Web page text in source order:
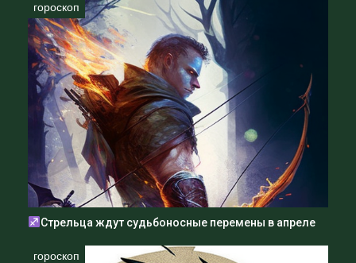
гороскоп
Стрельца ждут судьбоносные перемены в апреле
гороскоп